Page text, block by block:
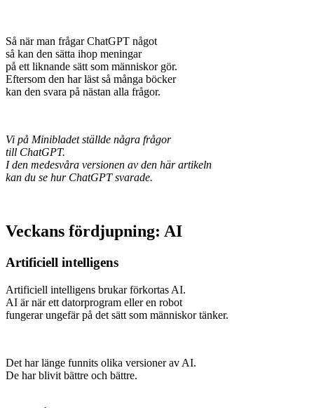
Så när man frågar ChatGPT något
så kan den sätta ihop meningar
på ett liknande sätt som människor gör.
Eftersom den har läst så många böcker
kan den svara på nästan alla frågor.
Vi på Minibladet ställde några frågor
till ChatGPT.
I den medesvåra versionen av den här artikeln
kan du se hur ChatGPT svarade.
Veckans fördjupning: AI
Artificiell intelligens
Artificiell intelligens brukar förkortas AI.
AI är när ett datorprogram eller en robot
fungerar ungefär på det sätt som människor tänker.
Det har länge funnits olika versioner av AI.
De har blivit bättre och bättre.